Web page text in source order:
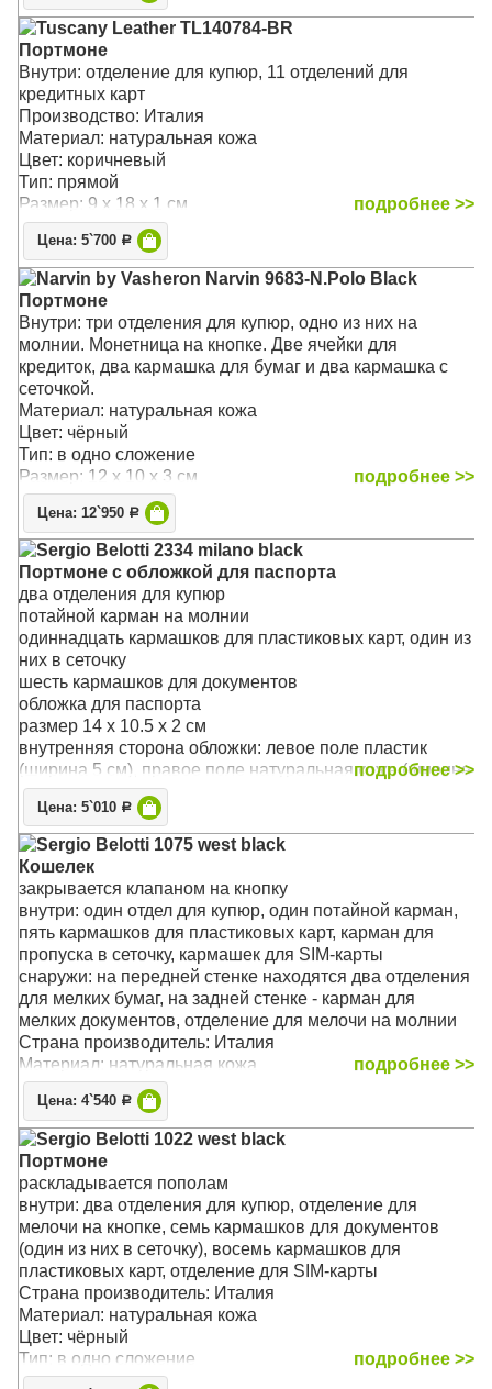
Tuscany Leather TL140784-BR
Портмоне
Внутри: отделение для купюр, 11 отделений для
кредитных карт
Производство: Италия
Материал: натуральная кожа
Цвет: коричневый
Тип: прямой
Размер: 9 x 18 x 1 см
подробнее >>
Цена: 5`700 Р
Narvin by Vasheron Narvin 9683-N.Polo Black
Портмоне
Внутри: три отделения для купюр, одно из них на
молнии. Монетница на кнопке. Две ячейки для
кредиток, два кармашка для бумаг и два кармашка с
сеточкой.
Материал: натуральная кожа
Цвет: чёрный
Тип: в одно сложение
Размер: 12 x 10 x 3 см
подробнее >>
Цена: 12`950 Р
Sergio Belotti 2334 milano black
Портмоне с обложкой для паспорта
два отделения для купюр
потайной карман на молнии
одиннадцать кармашков для пластиковых карт, один из
них в сеточку
шесть кармашков для документов
обложка для паспорта
размер 14 x 10.5 x 2 см
внутренняя сторона обложки: левое поле пластик
(ширина 5 см), правое поле натуральная кожа (ширина
6,5см), на внутренней стороне обложки три кармашка
для документов
Материал: натуральная кожа
Цвет: чёрный
Размер: 16 x 11 x 2 cм
подробнее >>
Цена: 5`010 Р
Sergio Belotti 1075 west black
Кошелек
закрывается клапаном на кнопку
внутри: один отдел для купюр, один потайной карман,
пять кармашков для пластиковых карт, карман для
пропуска в сеточку, кармашек для SIM-карты
снаружи: на передней стенке находятся два отделения
для мелких бумаг, на задней стенке - карман для
мелких документов, отделение для мелочи на молнии
Страна производитель: Италия
Материал: натуральная кожа
Цвет: чёрный
Тип: прямой
Размер: 17.5 x 9 x 1.5 см
подробнее >>
Цена: 4`540 Р
Sergio Belotti 1022 west black
Портмоне
раскладывается пополам
внутри: два отделения для купюр, отделение для
мелочи на кнопке, семь кармашков для документов
(один из них в сеточку), восемь кармашков для
пластиковых карт, отделение для SIM-карты
Страна производитель: Италия
Материал: натуральная кожа
Цвет: чёрный
Тип: в одно сложение
Размер: 13 х 10 х 3 см
подробнее >>